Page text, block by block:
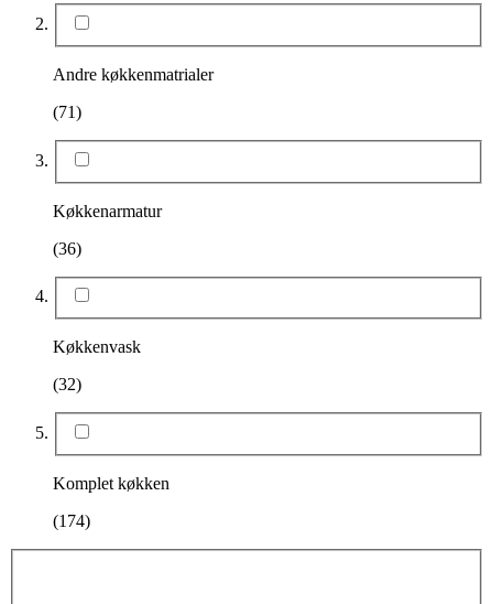
Andre køkkenmatrialer
(71)
Køkkenarmatur
(36)
Køkkenvask
(32)
Komplet køkken
(174)